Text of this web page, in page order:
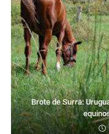
Brote de Surra: